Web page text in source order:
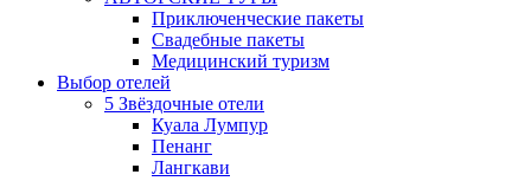
Приключенческие пакеты
Свадебные пакеты
Медицинский туризм
Выбор отелей
5 Звёздочные отели
Куала Лумпур
Пенанг
Лангкави